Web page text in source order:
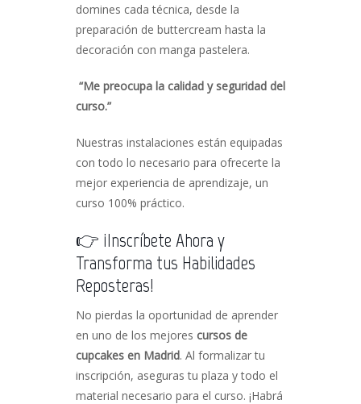
domines cada técnica, desde la
preparación de buttercream hasta la
decoración con manga pastelera.
“Me preocupa la calidad y seguridad del
curso.”
Nuestras instalaciones están equipadas
con todo lo necesario para ofrecerte la
mejor experiencia de aprendizaje, un
curso 100% práctico.
👉 ¡Inscríbete Ahora y
Transforma tus Habilidades
Reposteras!
No pierdas la oportunidad de aprender
en uno de los mejores cursos de
cupcakes en Madrid. Al formalizar tu
inscripción, aseguras tu plaza y todo el
material necesario para el curso. ¡Habrá